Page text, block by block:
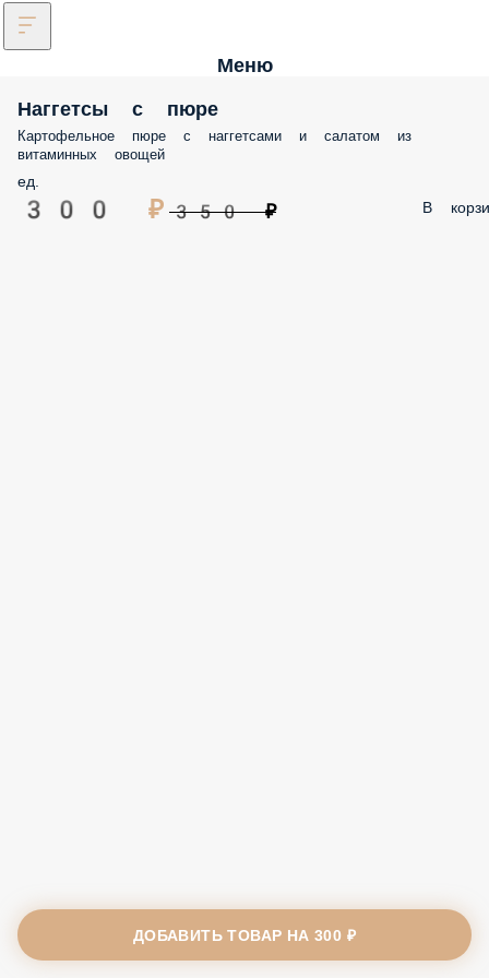
Меню
Наггетсы с пюре
Картофельное пюре с наггетсами и салатом из
витаминных овощей
ед.
300 ₽ 350 ₽ В
ДОБАВИТЬ ТОВАР НА300 ₽